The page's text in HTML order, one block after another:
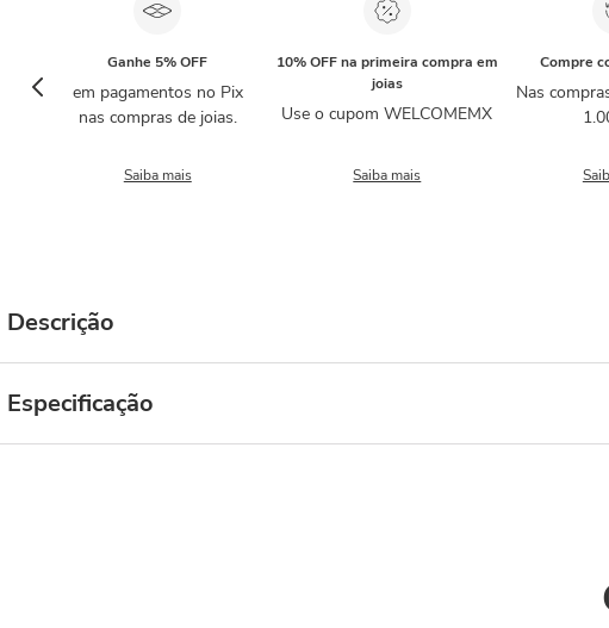
Ganhe 5% OFF
em pagamentos no Pix
nas compras de joias.
Saiba mais
10% OFF na primeira compra em
joias
Use o cupom WELCOMEMX
Saiba mais
Compre
Nas
Descrição
Especificação